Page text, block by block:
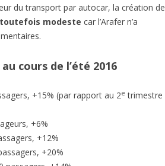
du transport par autocar, la création de
modeste car l’Arafer n’a
cours de l’été 2016
+15% (par rapport au 2e trimestre
+6%
+12%
+20%